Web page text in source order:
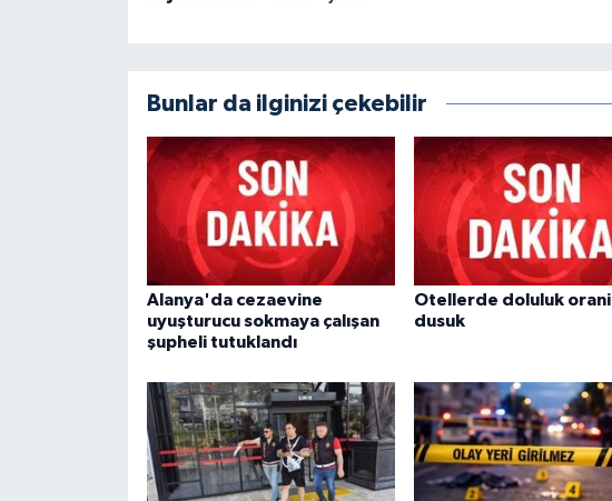
Bunlar da ilginizi çekebilir
Alanya'da cezaevine
uyuşturucu sokmaya çalışan
şupheli tutuklandı
Otellerde doluluk orani
dusuk